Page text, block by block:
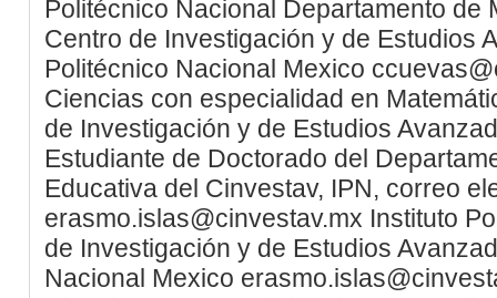
Politécnico Nacional Departamento de
Centro de Investigación y de Estudios
Politécnico Nacional Mexico
Ciencias con especialidad en
de Investigación y de Estudios
Estudiante de Doctorado del
Educativa del Cinvestav, IPN, correo
erasmo.islas@cinvestav.mx Instituto
de Investigación y de Estudios
Nacional Mexico